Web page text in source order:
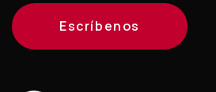
Escríbenos